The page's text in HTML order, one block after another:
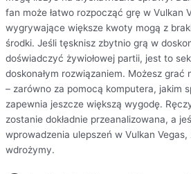
fan może łatwo rozpocząć grę w Vulkan
wygrywające większe kwoty mogą z
środki. Jeśli tęsknisz zbytnio grą w
doświadczyć żywiołowej partii, jest to
doskonałym rozwiązaniem. Możesz grać
– zarówno za pomocą komputera, jakim
zapewnia jeszcze większą wygodę.
zostanie dokładnie przeanalizowana, a
wprowadzenia ulepszeń w Vulkan
wdrożymy.